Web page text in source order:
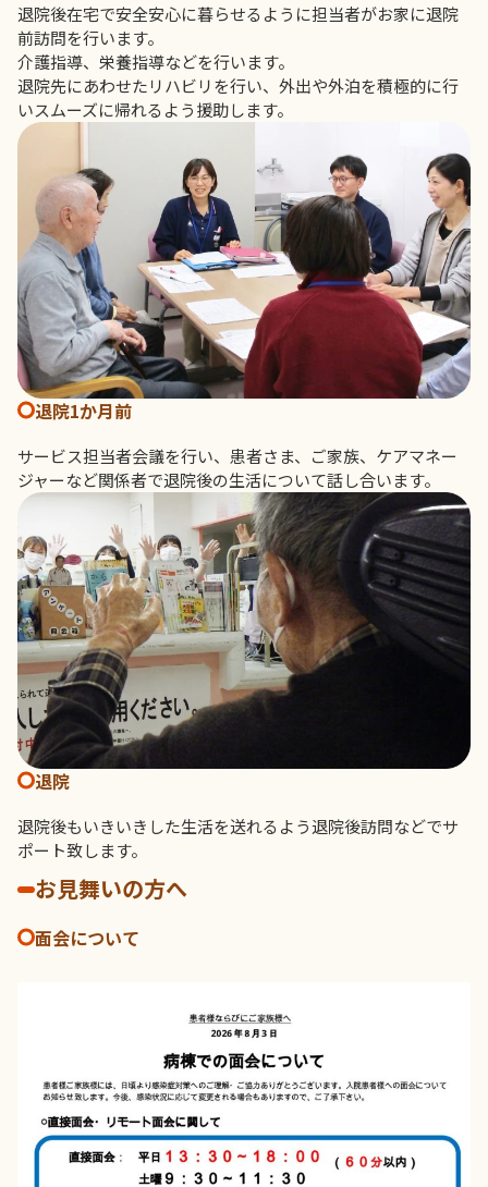
退院後在宅で安全安心に暮らせるように担当者がお家に退院
前訪問を行います。
介護指導、栄養指導などを行います。
退院先にあわせたリハビリを行い、外出や外泊を積極的に行
いスムーズに帰れるよう援助します。
退院1か月前
サービス担当者会議を行い、患者さま、ご家族、ケアマネー
ジャーなど関係者で退院後の生活について話し合います。
退院
退院後もいきいきした生活を送れるよう退院後訪問などでサ
ポート致します。
お見舞いの方へ
面会について